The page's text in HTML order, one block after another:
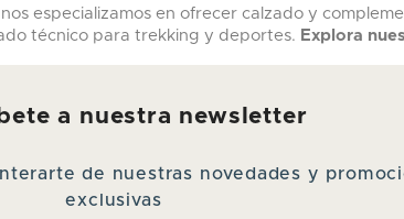
nos especializamos en ofrecer calzado y
técnico para trekking y deportes. Explora
a nuestra newsletter
de nuestras novedades y
exclusivas